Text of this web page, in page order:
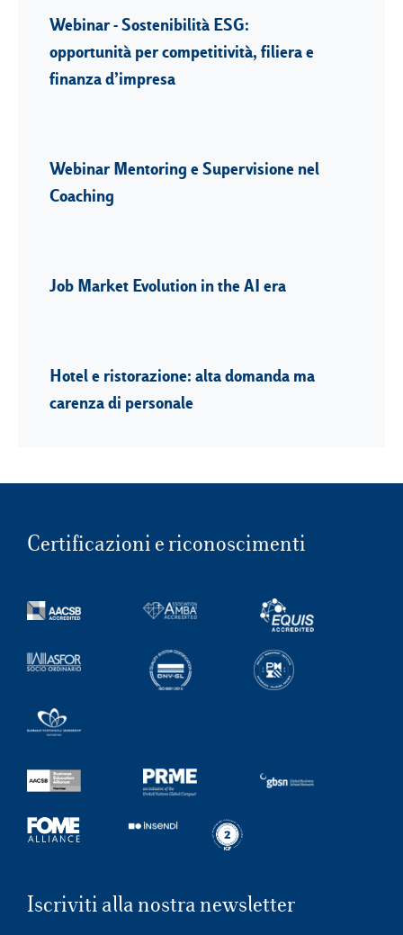
Webinar - Sostenibilità ESG:
opportunità per competitività, filiera e
finanza d’impresa
Webinar Mentoring e Supervisione nel
Coaching
Job Market Evolution in the AI era
Hotel e ristorazione: alta domanda ma
carenza di personale
Certificazioni e riconoscimenti
Iscriviti alla nostra newsletter